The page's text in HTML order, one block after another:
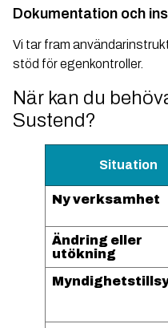
Dokumentation och
Vi tar fram
stöd för egenkontroller.
När kan du
Sustend?
Situation
Ny verksamhet
Ändring eller
utökning